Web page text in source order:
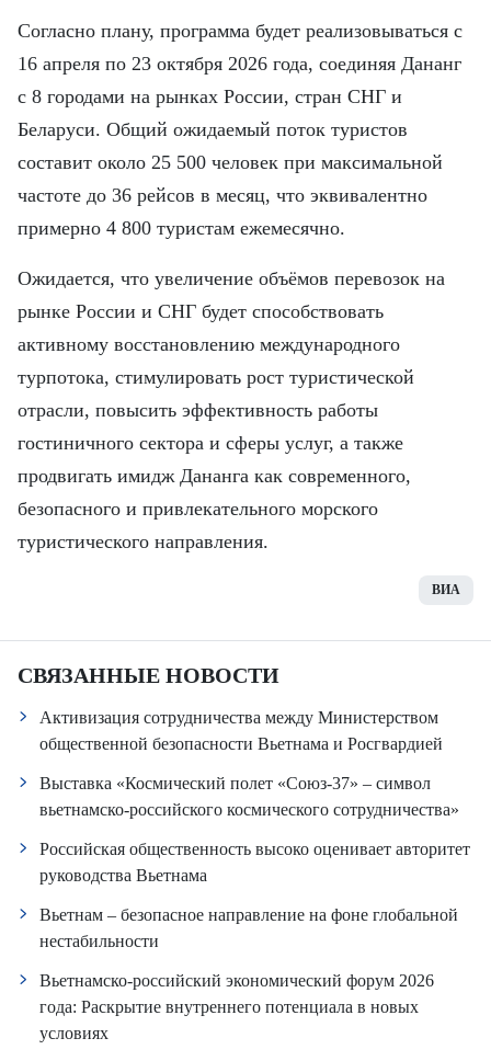
中文
FRANÇAIS
ESPAÑOL
Согласно плану, программа будет реализовываться с
16 апреля по 23 октября 2026 года, соединяя Дананг
с 8 городами на рынках России, стран СНГ и
Беларуси. Общий ожидаемый поток туристов
составит около 25 500 человек при максимальной
частоте до 36 рейсов в месяц, что эквивалентно
примерно 4 800 туристам ежемесячно.
Ожидается, что увеличение объёмов перевозок на
рынке России и СНГ будет способствовать
активному восстановлению международного
турпотока, стимулировать рост туристической
отрасли, повысить эффективность работы
гостиничного сектора и сферы услуг, а также
продвигать имидж Дананга как современного,
безопасного и привлекательного морского
туристического направления.
ВИА
СВЯЗАННЫЕ НОВОСТИ
Активизация сотрудничества между Министерством
общественной безопасности Вьетнама и Росгвардией
Выставка «Космический полет «Союз-37» – символ
вьетнамско-российского космического сотрудничества»
Российская общественность высоко оценивает авторитет
руководства Вьетнама
Вьетнам – безопасное направление на фоне глобальной
нестабильности
Вьетнамско-российский экономический форум 2026
года: Раскрытие внутреннего потенциала в новых
условиях